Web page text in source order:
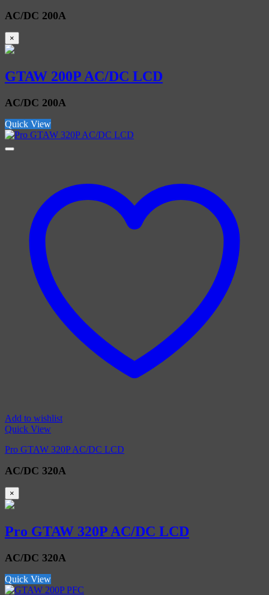
AC/DC 200A
×
GTAW 200P AC/DC LCD
AC/DC 200A
Quick View
Add to wishlist
Quick View
Pro GTAW 320P AC/DC LCD
AC/DC 320A
×
Pro GTAW 320P AC/DC LCD
AC/DC 320A
Quick View